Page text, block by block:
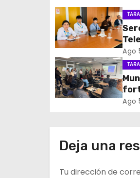
a
c
i
ó
n
e
e
de
Ago
Ago
Deja una
Tu dirección de